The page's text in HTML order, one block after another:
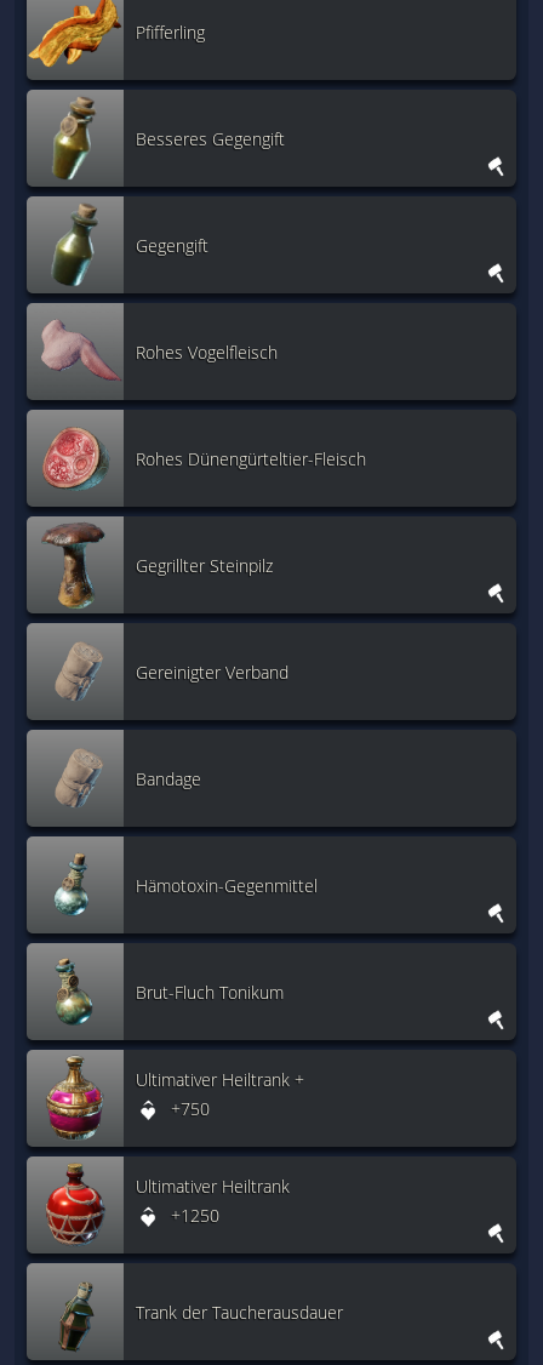
Pfifferling
Besseres Gegengift
Gegengift
Rohes Vogelfleisch
Rohes Dünengürteltier-Fleisch
Gegrillter Steinpilz
Gereinigter Verband
Bandage
Hämotoxin-Gegenmittel
Brut-Fluch Tonikum
Ultimativer Heiltrank +
+750
Ultimativer Heiltrank
+1250
Trank der Taucherausdauer